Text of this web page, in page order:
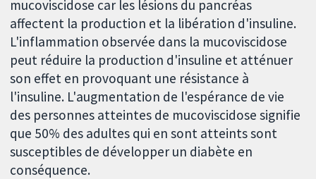
mucoviscidose car les lésions du pancréas
affectent la production et la libération d'insuline.
L'inflammation observée dans la mucoviscidose
peut réduire la production d'insuline et atténuer
son effet en provoquant une résistance à
l'insuline. L'augmentation de l'espérance de vie
des personnes atteintes de mucoviscidose signifie
que 50% des adultes qui en sont atteints sont
susceptibles de développer un diabète en
conséquence.